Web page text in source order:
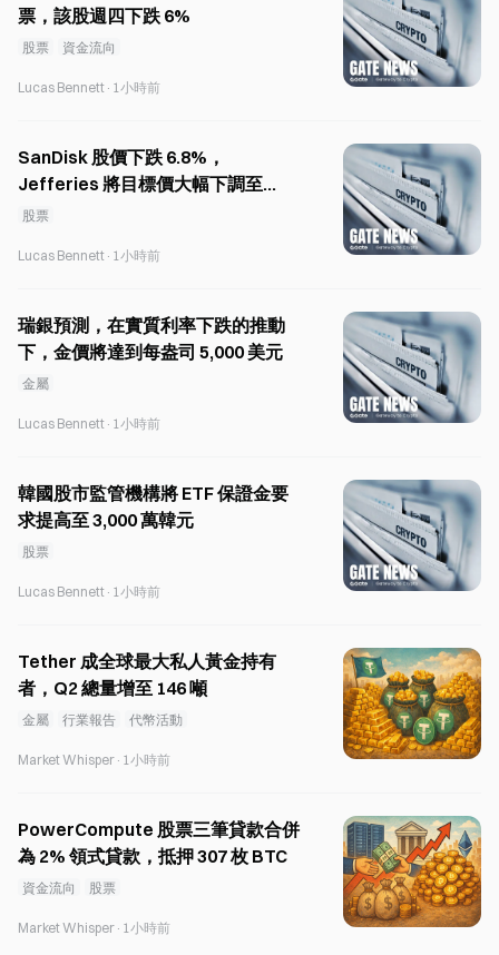
票，該股週四下跌 6%
股票 資金流向
Lucas Bennett · 1小時前
SanDisk 股價下跌 6.8%，
Jefferies 將目標價大幅下調至
1,750 美元
股票
Lucas Bennett · 1小時前
瑞銀預測，在實質利率下跌的推動
下，金價將達到每盎司 5,000 美元
金屬
Lucas Bennett · 1小時前
韓國股市監管機構將 ETF 保證金要
求提高至 3,000 萬韓元
股票
Lucas Bennett · 1小時前
Tether 成全球最大私人黃金持有
者，Q2 總量增至 146 噸
金屬 行業報告 代幣活動
Market Whisper · 1小時前
PowerCompute 股票三筆貸款合併
為 2% 領式貸款，抵押 307 枚 BTC
資金流向 股票
Market Whisper · 1小時前